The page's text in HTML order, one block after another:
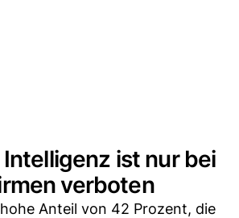
ist nur bei
verboten
Anteil von 42 Prozent, die